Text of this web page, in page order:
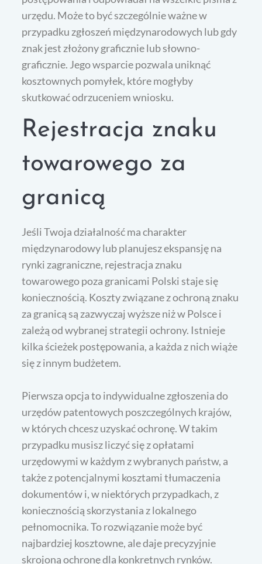
urzędu. Może to być szczególnie ważne w
przypadku zgłoszeń międzynarodowych lub gdy
znak jest złożony graficznie lub słowno-
graficznie. Jego wsparcie pozwala uniknąć
kosztownych pomyłek, które mogłyby
skutkować odrzuceniem wniosku.
Rejestracja znaku
towarowego za
granicą
Jeśli Twoja działalność ma charakter
międzynarodowy lub planujesz ekspansję na
rynki zagraniczne, rejestracja znaku
towarowego poza granicami Polski staje się
koniecznością. Koszty związane z ochroną znaku
za granicą są zazwyczaj wyższe niż w Polsce i
zależą od wybranej strategii ochrony. Istnieje
kilka ścieżek postępowania, a każda z nich wiąże
się z innym budżetem.
Pierwsza opcja to indywidualne zgłoszenia do
urzędów patentowych poszczególnych krajów,
w których chcesz uzyskać ochronę. W takim
przypadku musisz liczyć się z opłatami
urzędowymi w każdym z wybranych państw, a
także z potencjalnymi kosztami tłumaczenia
dokumentów i, w niektórych przypadkach, z
koniecznością skorzystania z lokalnego
pełnomocnika. To rozwiązanie może być
najbardziej kosztowne, ale daje precyzyjnie
skrojoną ochronę dla konkretnych rynków.